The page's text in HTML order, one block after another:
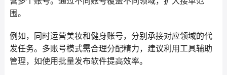
围。
例如，同时运营美妆和健身账号，分别承接对应领域的代
发任务。多账号模式需合理分配精力，建议利用工具辅助
管理，如使用批量发布软件提高效率。